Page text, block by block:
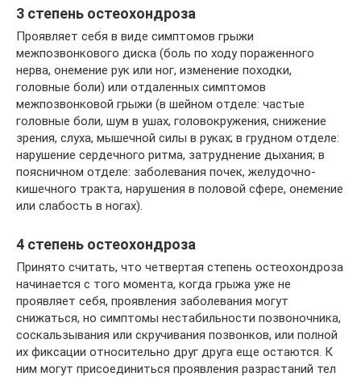
3 степень остеохондроза
Проявляет себя в виде симптомов грыжи
межпозвонкового диска (боль по ходу пораженного
нерва, онемение рук или ног, изменение походки,
головные боли) или отдаленных симптомов
межпозвонковой грыжи (в шейном отделе: частые
головные боли, шум в ушах, головокружения, снижение
зрения, слуха, мышечной силы в руках; в грудном отделе:
нарушение сердечного ритма, затруднение дыхания; в
поясничном отделе: заболевания почек, желудочно-
кишечного тракта, нарушения в половой сфере, онемение
или слабость в ногах).
4 степень остеохондроза
Принято считать, что четвертая степень остеохондроза
начинается с того момента, когда грыжа уже не
проявляет себя, проявления заболевания могут
снижаться, но симптомы нестабильности позвоночника,
соскальзывания или скручивания позвонков, или полной
их фиксации относительно друг друга еще остаются. К
ним могут присоединиться проявления разрастаний тел